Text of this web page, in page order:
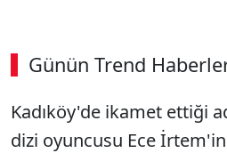
Günün Trend
Kadıköy'de ikamet ettiği
dizi oyuncusu Ece İrtem'in